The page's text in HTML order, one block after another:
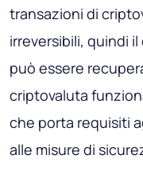
transazioni di
irreversibili, quindi
può essere
criptovaluta
che porta requisiti
alle misure di